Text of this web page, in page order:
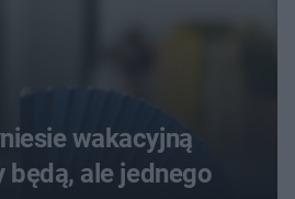
wakacyjną
będą, ale jednego